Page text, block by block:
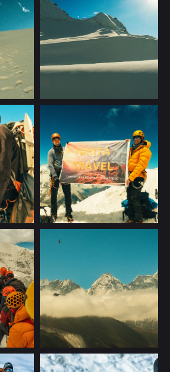
Вакансии
Сотрудничество
Способы
оплаты
Путешествие в подарок
Контакты
+358 40 570 16 20
What’s App
Telegram